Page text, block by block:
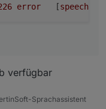
error
	[
verfügbar
Sprachassistent